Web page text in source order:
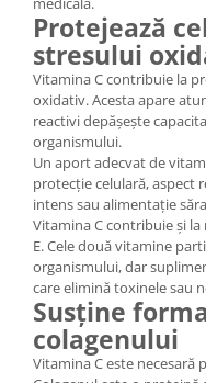
Protejează
stresului
Vitamina C contribuie la
oxidativ. Acesta apare
reactivi depășește
organismului.
Un aport adecvat de
protecție celulară, aspect
intens sau alimentație
Vitamina C contribuie și
E. Cele două vitamine
organismului, dar
care elimină toxinele sau
Susține
colagenului
Vitamina C este